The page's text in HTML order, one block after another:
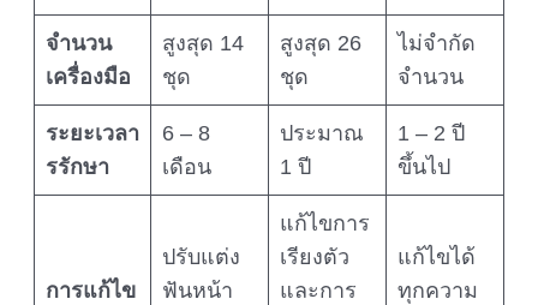
จำนวน
เครื่องมือ
สูงสุด 14
ชุด
สูงสุด 26
ชุด
ไม่จำกัด
จำนวน
ระยะเวลา
รรักษา
6 – 8
เดือน
ประมาณ
1 ปี
1 – 2 ปี
ขึ้นไป
การแก้ไข
ปรับแต่ง
ฟันหน้า
แก้ไขการ
เรียงตัว
และการ
แก้ไขได้
ทุกความ